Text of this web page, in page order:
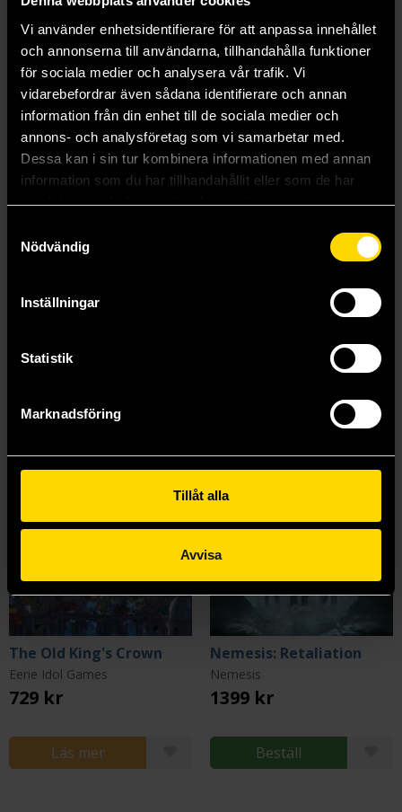
Vi använder enhetsidentifierare för att anpassa innehållet
och annonserna till användarna, tillhandahålla funktioner
för sociala medier och analysera vår trafik. Vi
vidarebefordrar även sådana identifierare och annan
information från din enhet till de sociala medier och
annons- och analysföretag som vi samarbetar med.
Dessa kan i sin tur kombinera informationen med annan
information som du har tillhandahållit eller som de har
samlat in när du har använt deras tjänster.
Nödvändig
Inställningar
Statistik
Marknadsföring
Tillåt alla
Avvisa
329 kr
Läs mer
The Old King's Crown
Eerie Idol Games
729 kr
Läs mer
Nemesis: Retaliation
Nemesis
1399 kr
Beställ